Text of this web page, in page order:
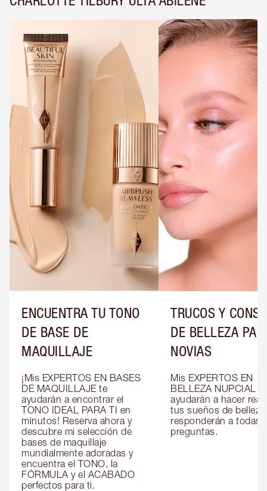
ENCUENTRA TU TONO
DE BASE DE
MAQUILLAJE
¡Mis EXPERTOS EN BASES
DE MAQUILLAJE te
ayudarán a encontrar el
TONO IDEAL PARA TI en
minutos! Reserva ahora y
descubre mi selección de
bases de maquillaje
mundialmente adoradas y
encuentra el TONO, la
FÓRMULA y el ACABADO
perfectos para ti.
TRUCOS Y
DE BELLEZA
NOVIAS
Mis EXPERTOS EN
BELLEZA NUPCIAL te
ayudarán a hacer
tus sueños de belleza
responderán a todas
preguntas.